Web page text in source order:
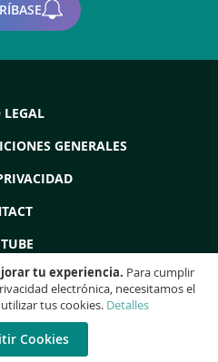
tu experiencia. Para cumplir
electrónica, necesitamos el
tus cookies. Detalles
Cookies
LEGAL
GENERALES
Máquinas Usadas - Revisiones -